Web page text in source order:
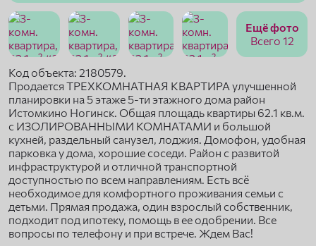
Ещё фото
Всего 12
Код объекта: 2180579.
Продается ТРЕХКОМНАТНАЯ КВАРТИРА улучшенной
планировки на 5 этаже 5-ти этажного дома район
Истомкино Ногинск. Общая площадь квартиры 62.1 кв.м.
с ИЗОЛИРОВАННЫМИ КОМНАТАМИ и большой
кухней, раздельный санузел, лоджия. Домофон, удобная
парковка у дома, хорошие соседи. Район с развитой
инфраструктурой и отличной транспортной
доступностью по всем направлениям. Есть всё
необходимое для комфортного проживания семьи с
детьми. Прямая продажа, один взрослый собственник,
подходит под ипотеку, помощь в ее одобрении. Все
вопросы по телефону и при встрече. Ждем Вас!